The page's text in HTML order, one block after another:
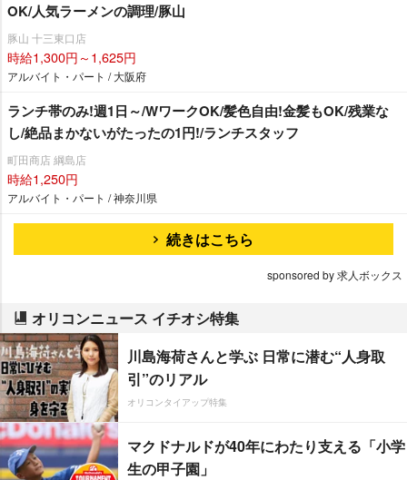
OK/人気ラーメンの調理/豚山
豚山 十三東口店
時給1,300円～1,625円
アルバイト・パート / 大阪府
ランチ帯のみ!週1日～/WワークOK/髪色自由!金髪もOK/残業な
し/絶品まかないがたったの1円!/ランチスタッフ
町田商店 綱島店
時給1,250円
アルバイト・パート / 神奈川県
続きはこちら
sponsored by 求人ボックス
オリコンニュース イチオシ特集
川島海荷さんと学ぶ 日常に潜む“人身取
引”のリアル
オリコンタイアップ特集
マクドナルドが40年にわたり支える「小学
生の甲子園」